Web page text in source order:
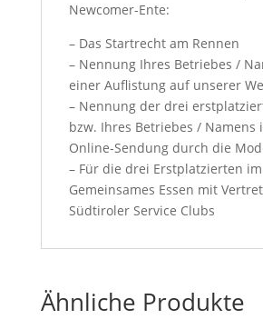
Newcomer-Ente:
– Das Startrecht am Rennen
– Nennung Ihres Betriebes /
einer Auflistung auf unserer
– Nennung der drei
bzw. Ihres Betriebes / Namens
Online-Sendung durch die
– Für die drei Erstplatzierten
Gemeinsames Essen mit
Südtiroler Service Clubs
Ähnliche Produkte